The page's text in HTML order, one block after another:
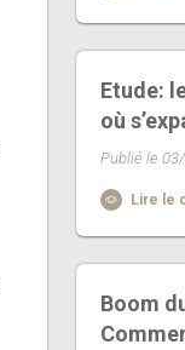
Etude:
où
Publié le
Lire le
Boom